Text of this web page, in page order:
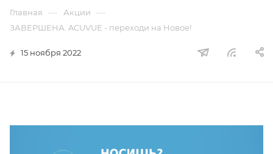
Главная — Акции —
ЗАВЕРШЕНА. ACUVUE - переходи на Новое!
15 ноября 2022